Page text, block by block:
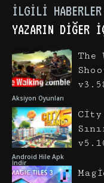
İLGILI HABERLER
YAZARIN DIĞER
Aksiyon Oyunları
The
Android Hile Apk
İndir